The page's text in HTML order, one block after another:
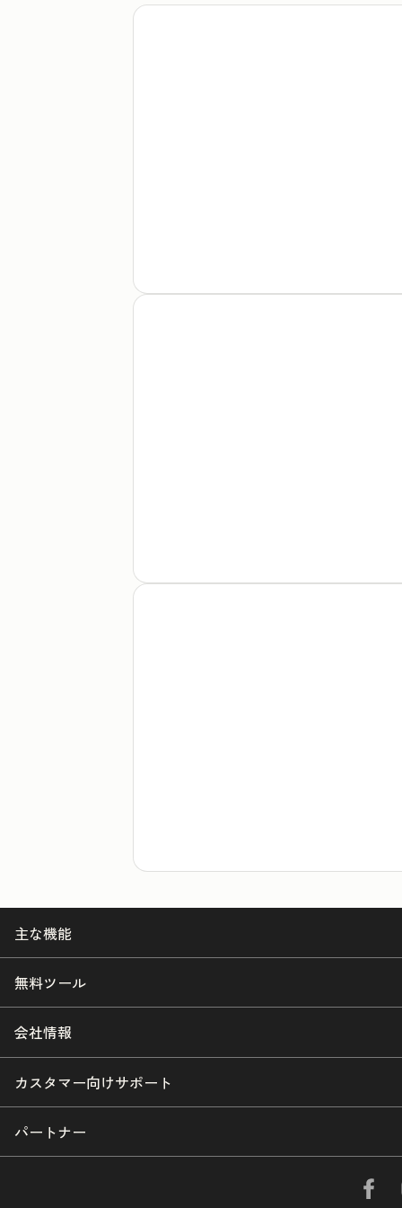
主な機能
無料ツール
会社情報
カスタマー向けサポート
パートナー